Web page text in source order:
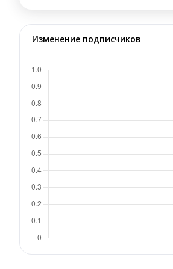
Изменение подписчиков